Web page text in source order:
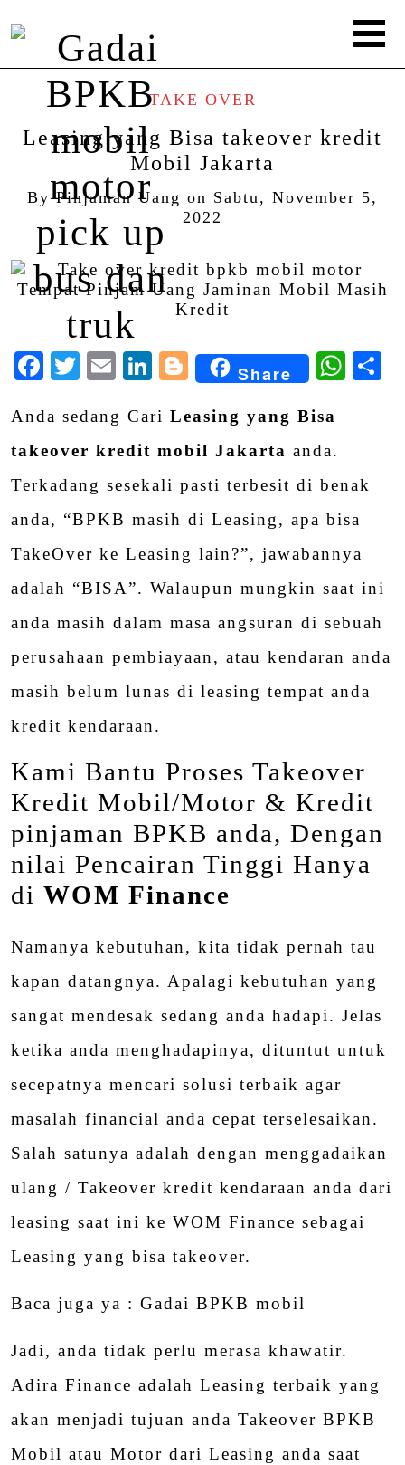
TAKE OVER
Leasing yang Bisa takeover kredit
Mobil Jakarta
ByPinjaman Uang on Sabtu, November 5,
2022
Facebook
Twitter
EmailLinkedIn
Blogger
Share
Anda sedang Cari Leasing yang Bisa
takeover kredit mobil Jakarta anda.
Terkadang sesekali pasti terbesit di benak
anda, “BPKB masih di Leasing, apa bisa
TakeOver ke Leasing lain?”, jawabannya
adalah “BISA”. Walaupun mungkin saat ini
anda masih dalam masa angsuran di sebuah
perusahaan pembiayaan, atau kendaran anda
masih belum lunas di leasing tempat anda
kredit kendaraan.
Kami Bantu Proses Takeover
Kredit Mobil/Motor & Kredit
pinjaman BPKB anda, Dengan
nilai Pencairan Tinggi Hanya
di WOM Finance
Namanya kebutuhan, kita tidak pernah tau
kapan datangnya. Apalagi kebutuhan yang
sangat mendesak sedang anda hadapi. Jelas
ketika anda menghadapinya, dituntut untuk
secepatnya mencari solusi terbaik agar
masalah financial anda cepat terselesaikan.
Salah satunya adalah dengan menggadaikan
ulang / Takeover kredit kendaraan anda dari
leasing saat ini ke WOM Finance sebagai
Leasing yang bisa takeover.
Baca juga ya : Gadai BPKB mobil
Jadi, anda tidak perlu merasa khawatir.
Adira Finance adalah Leasing terbaik yang
akan menjadi tujuan anda Takeover BPKB
Mobil atau Motor dari Leasing anda saat